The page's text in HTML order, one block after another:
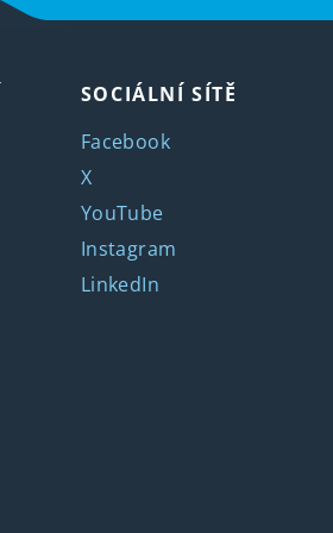
SOCIÁLNÍ SÍTĚ
Facebook
X
YouTube
Instagram
LinkedIn